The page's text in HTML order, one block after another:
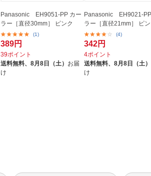
Panasonic EH9051-PP カー
ラー［直径30mm］ ピンク
(1)
389円
39ポイント
送料無料、8月8日（土） お届
け
Panasonic EH9021-
ラー［直径21mm］ ピン
(4)
342円
4ポイント
送料無料、 8月8日（土）
け